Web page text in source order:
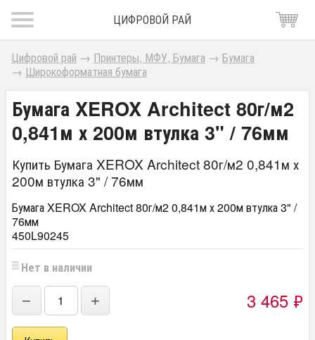
ЦИФРОВОЙ РАЙ
Цифровой рай → Принтеры, МФУ, Бумага → Бумага
→ Широкоформатная бумага
Бумага XEROX Architect 80г/м2
0,841м х 200м втулка 3" / 76мм
Купить Бумага XEROX Architect 80г/м2 0,841м х
200м втулка 3" / 76мм
Бумага XEROX Architect 80г/м2 0,841м х 200м втулка 3" /
76мм
450L90245
Нет в наличии
− + 3 465 ₽